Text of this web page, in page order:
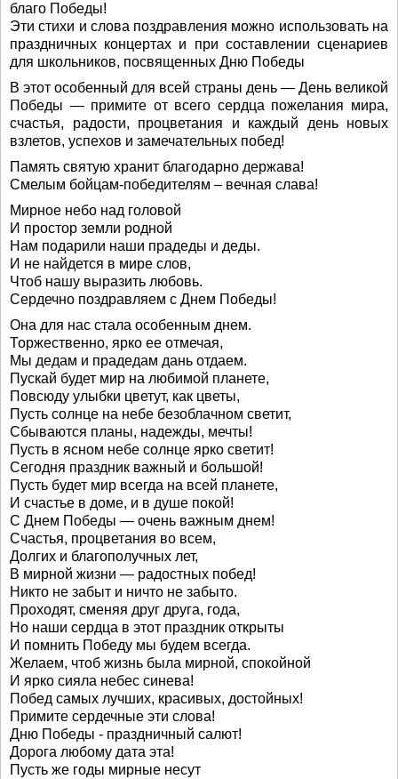
благо Победы!
Эти стихи и слова поздравления можно использовать на
праздничных концертах и при составлении сценариев
для школьников, посвященных Дню Победы
В этот особенный для всей страны день — День великой
Победы — примите от всего сердца пожелания мира,
счастья, радости, процветания и каждый день новых
взлетов, успехов и замечательных побед!
Память святую хранит благодарно держава!
Смелым бойцам-победителям – вечная слава!
Мирное небо над головой
И простор земли родной
Нам подарили наши прадеды и деды.
И не найдется в мире слов,
Чтоб нашу выразить любовь.
Сердечно поздравляем с Днем Победы!
Она для нас стала особенным днем.
Торжественно, ярко ее отмечая,
Мы дедам и прадедам дань отдаем.
Пускай будет мир на любимой планете,
Повсюду улыбки цветут, как цветы,
Пусть солнце на небе безоблачном светит,
Сбываются планы, надежды, мечты!
Пусть в ясном небе солнце ярко светит!
Сегодня праздник важный и большой!
Пусть будет мир всегда на всей планете,
И счастье в доме, и в душе покой!
С Днем Победы — очень важным днем!
Счастья, процветания во всем,
Долгих и благополучных лет,
В мирной жизни — радостных побед!
Никто не забыт и ничто не забыто.
Проходят, сменяя друг друга, года,
Но наши сердца в этот праздник открыты
И помнить Победу мы будем всегда.
Желаем, чтоб жизнь была мирной, спокойной
И ярко сияла небес синева!
Побед самых лучших, красивых, достойных!
Примите сердечные эти слова!
Дню Победы - праздничный салют!
Дорога любому дата эта!
Пусть же годы мирные несут